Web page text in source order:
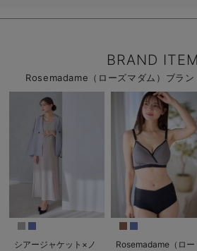
BRAND
Rosemadame（ローズマダム）ブラン
シアージャケット×ノ
Rosemadame（ロー